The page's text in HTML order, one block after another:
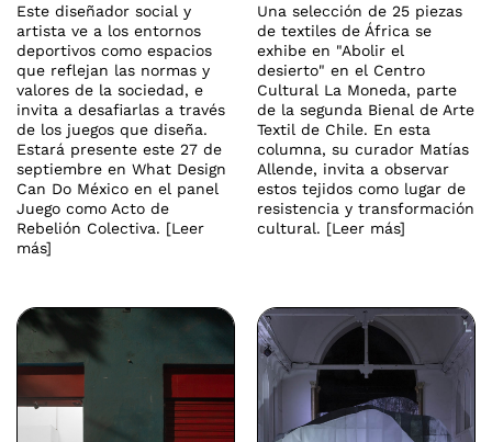
Este diseñador social y
artista ve a los entornos
deportivos como espacios
que reflejan las normas y
valores de la sociedad, e
invita a desafiarlas a través
de los juegos que diseña.
Estará presente este 27 de
septiembre en What Design
Can Do México en el panel
Juego como Acto de
Rebelión Colectiva. [Leer
más]
Una selección de 25 piezas
de textiles de África se
exhibe en "Abolir el
desierto" en el Centro
Cultural La Moneda, parte
de la segunda Bienal de Arte
Textil de Chile. En esta
columna, su curador Matías
Allende, invita a observar
estos tejidos como lugar de
resistencia y transformación
cultural. [Leer más]